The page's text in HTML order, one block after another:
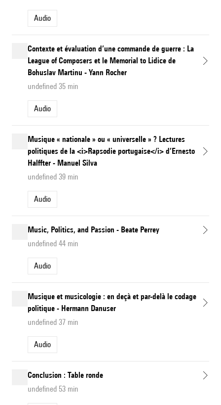
Audio
Contexte et évaluation d’une commande de guerre : La
League of Composers et le Memorial to Lidice de
Bohuslav Martinu - Yann Rocher
undefined 35 min
Audio
Musique « nationale » ou « universelle » ? Lectures
politiques de la <i>Rapsodie portugaise</i> d’Ernesto
Halffter - Manuel Silva
undefined 39 min
Audio
Music, Politics, and Passion - Beate Perrey
undefined 44 min
Audio
Musique et musicologie : en deçà et par-delà le codage
politique - Hermann Danuser
undefined 37 min
Audio
Conclusion : Table ronde
undefined 53 min